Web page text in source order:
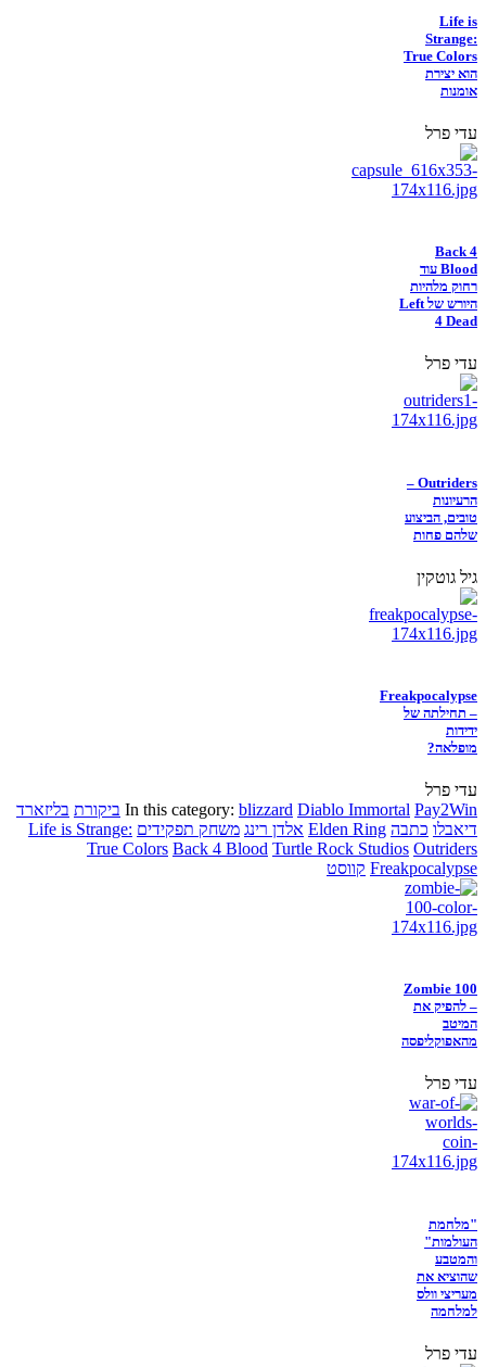
Life is
Strange:
True Colors
הוא יצירת
אומנות
עדי פרל
Back 4
Blood עוד
רחוק מלהיות
היורש של Left
4 Dead
עדי פרל
Outriders –
הרעיונות
טובים, הביצוע
שלהם פחות
גיל גוטקין
Freakpocalypse
– תחילתה של
ידידות
מופלאה?
עדי פרל
In this category: blizzard Diablo Immortal Pay2Win ביקורת בליזארד
דיאבלו כתבה Elden Ring אלדן רינג משחק תפקידים Life is Strange:
True Colors Back 4 Blood Turtle Rock Studios Outriders
Freakpocalypse קווסט
Zombie 100
– להפיק את
המיטב
מהאפוקליפסה
עדי פרל
"מלחמת
העולמות"
והמטבע
שהוציא את
מעריצי וולס
למלחמה
עדי פרל